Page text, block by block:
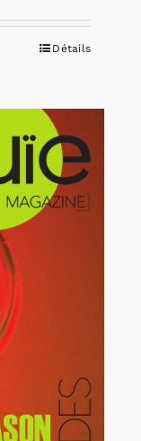
Détails